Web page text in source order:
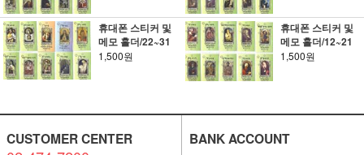
휴대폰 스티커 및
메모 홀더/22~31
1,500원
휴대폰 스티커 및
메모 홀더/12~21
1,500원
CUSTOMER CENTER
BANK ACCOUNT